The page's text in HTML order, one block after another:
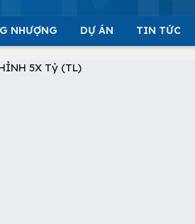
NHƯỢNG DỰ ÁN TIN TỨC